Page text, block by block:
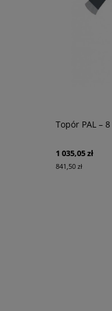
Topór PAL – 8
1 035,05 zł
841,50 zł